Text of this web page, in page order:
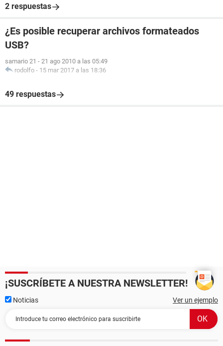
2 respuestas
¿Es posible recuperar archivos formateados
USB?
samario 21 - 21 ago 2010 a las 05:49
rodolfo - 15 mar 2017 a las 18:36
49 respuestas
¡SUSCRÍBETE A NUESTRA NEWSLETTER!
Noticias Ver un ejemplo